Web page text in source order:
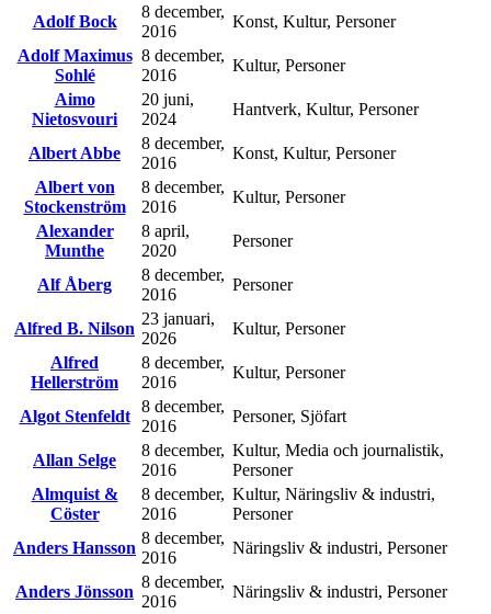
Adolf Bock
8 december,
2016
Konst, Kultur, Personer
Adolf Maximus
Sohlé
8 december,
2016
Kultur, Personer
Aimo
Nietosvouri
20 juni,
2024
Hantverk, Kultur, Personer
Albert Abbe
8 december,
2016
Konst, Kultur, Personer
Albert von
Stockenström
8 december,
2016
Kultur, Personer
Alexander
Munthe
8 april,
2020
Personer
Alf Åberg
8 december,
2016
Personer
Alfred B. Nilson
23 januari,
2026
Kultur, Personer
Alfred
Hellerström
8 december,
2016
Kultur, Personer
Algot Stenfeldt
8 december,
2016
Personer, Sjöfart
Allan Selge
8 december,
2016
Kultur, Media och journalistik,
Personer
Almquist &
Cöster
8 december,
2016
Kultur, Näringsliv & industri,
Personer
Anders Hansson
8 december,
2016
Näringsliv & industri, Personer
Anders Jönsson
8 december,
2016
Näringsliv & industri, Personer